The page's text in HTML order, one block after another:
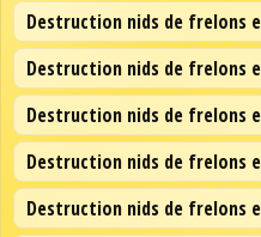
Destruction nids de frelons
Destruction nids de frelons
Destruction nids de frelons
Destruction nids de frelons
Destruction nids de frelons